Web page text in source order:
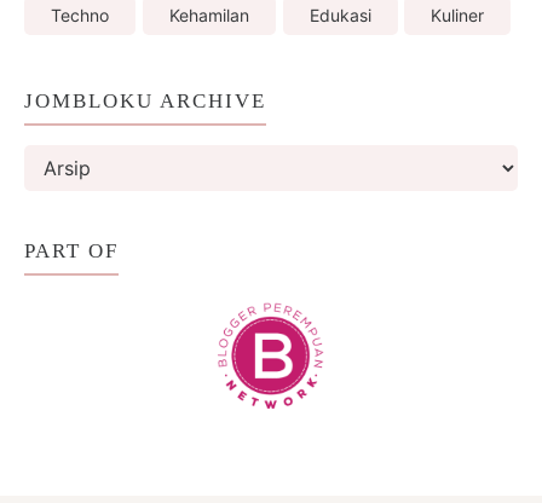
Techno Kehamilan Edukasi Kuliner
JOMBLOKU ARCHIVE
PART OF